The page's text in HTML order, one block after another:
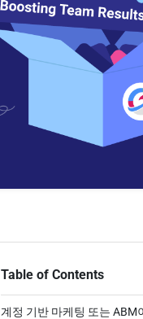
Table of Contents
계정 기반 마케팅 또는 ABM